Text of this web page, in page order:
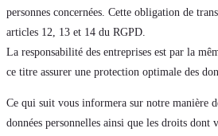
personnes concernées. Cette obligation de
articles 12, 13 et 14 du RGPD.
La responsabilité des entreprises est par la
ce titre assurer une protection optimale des
Ce qui suit vous informera sur notre manière
données personnelles ainsi que les droits dont